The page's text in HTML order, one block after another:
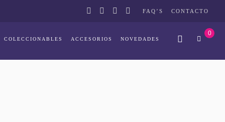
FAQ’S CONTACTO
COLECCIONABLES ACCESORIOS NOVEDADES
0